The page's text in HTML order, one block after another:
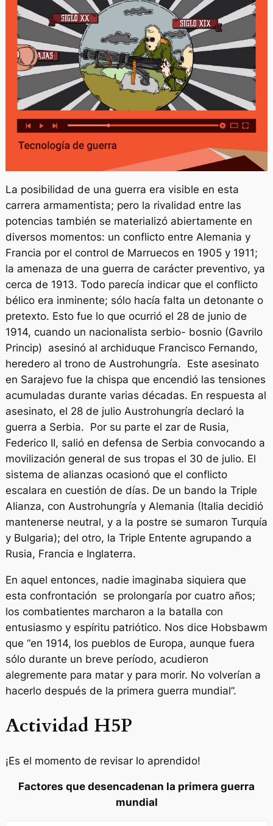
La posibilidad de una guerra era visible en esta
carrera armamentista; pero la rivalidad entre las
potencias también se materializó abiertamente en
diversos momentos: un conflicto entre Alemania y
Francia por el control de Marruecos en 1905 y 1911;
la amenaza de una guerra de carácter preventivo, ya
cerca de 1913. Todo parecía indicar que el conflicto
bélico era inminente; sólo hacía falta un detonante o
pretexto. Esto fue lo que ocurrió el 28 de junio de
1914, cuando un nacionalista serbio- bosnio (Gavrilo
Princip) asesinó al archiduque Francisco Fernando,
heredero al trono de Austrohungría. Este asesinato
en Sarajevo fue la chispa que encendió las tensiones
acumuladas durante varias décadas. En respuesta al
asesinato, el 28 de julio Austrohungría declaró la
guerra a Serbia. Por su parte el zar de Rusia,
Federico II, salió en defensa de Serbia convocando a
movilización general de sus tropas el 30 de julio. El
sistema de alianzas ocasionó que el conflicto
escalara en cuestión de días. De un bando la Triple
Alianza, con Austrohungría y Alemania (Italia decidió
mantenerse neutral, y a la postre se sumaron Turquía
y Bulgaria); del otro, la Triple Entente agrupando a
Rusia, Francia e Inglaterra.
En aquel entonces, nadie imaginaba siquiera que
esta confrontación se prolongaría por cuatro años;
los combatientes marcharon a la batalla con
entusiasmo y espíritu patriótico. Nos dice Hobsbawm
que “en 1914, los pueblos de Europa, aunque fuera
sólo durante un breve período, acudieron
alegremente para matar y para morir. No volverían a
hacerlo después de la primera guerra mundial”.
Actividad H5P
¡Es el momento de revisar lo aprendido!
Factores que desencadenan la primera guerra
mundial